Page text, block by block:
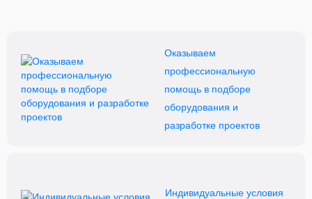
Оказываем
профессиональную
помощь в подборе
оборудования и
разработке проектов
Индивидуальные условия